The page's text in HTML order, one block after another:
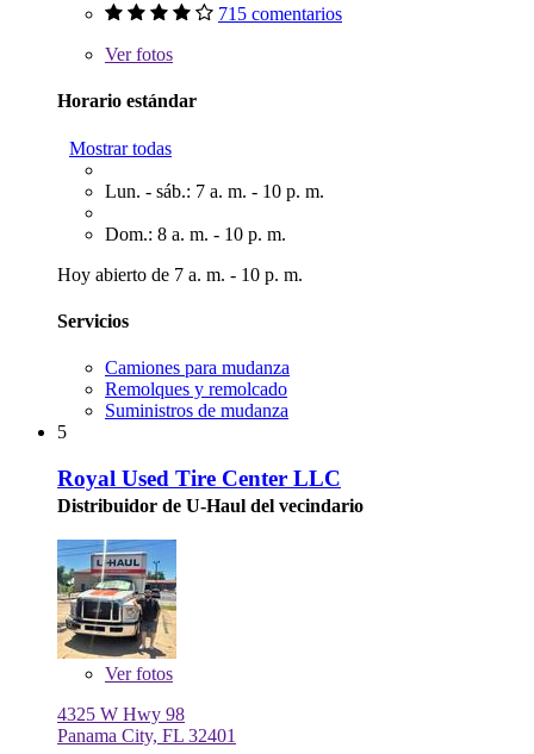
715 comentarios
Verfotos
Horario estándar
Mostrar todas
Lun. - sáb.: 7 a. m. - 10 p. m.
Dom.: 8 a. m. - 10 p. m.
Hoy abierto de 7 a. m. - 10 p. m.
Servicios
Camiones para mudanza
Remolques y remolcado
Suministros de mudanza
5
Royal Used Tire Center LLC
Distribuidor de U-Haul del vecindario
Verfotos
4325 W Hwy 98
Panama City, FL 32401